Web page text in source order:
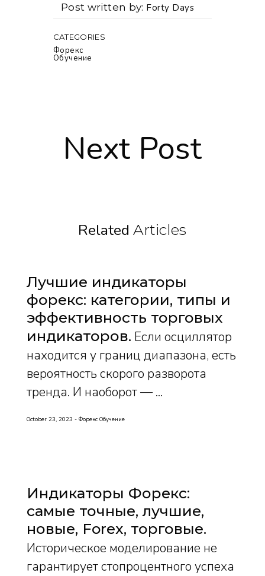
Post written by Forty Days
CATEGORIES
Форекс
Обучение
Next Post
Related Articles
Лучшие индикаторы
форекс: категории, типы и
эффективность торговых
индикаторов Если осциллятор
находится у границ диапазона, есть
вероятность скорого разворота
тренда. И наоборот — ...
October 23, 2023 Форекс Обучение
Индикаторы Форекс:
самые точные, лучшие,
новые, Forex, торговые
Историческое моделирование не
гарантирует стопроцентного успеха